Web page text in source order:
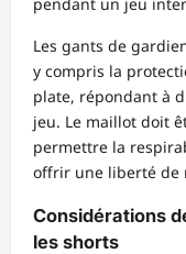
Les gants de
y compris la
plate, répondant à
jeu. Le maillot doit
permettre la
offrir une liberté de
Considérations
les shorts